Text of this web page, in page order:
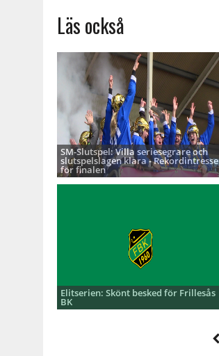
Läs också
SM-Slutspel: Villa seriesegrare och
slutspelslagen klara - Rekordintresse
för finalen
Elitserien: Skönt besked för Frillesås
BK